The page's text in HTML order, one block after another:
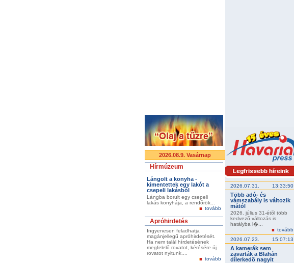
2026.08.9. Vasárnap
Hírmúzeum
Lángolt a konyha -
kimentettek egy lakót a
csepeli lakásból
Lángba borult egy csepeli
lakás konyhája, a rendõrök...
tovább
Apróhirdetés
Ingyenesen feladhatja
magánjellegű apróhirdetését.
Ha nem talál hírdetésének
megfelelő rovatot, kérésére új
rovatot nyitunk....
tovább
2026.07.31. 13:33:50
Több adó- és
vámszabály is változik
mától
2026. július 31-étõl több
kedvezõ változás is
hatályba l�...
tovább
2026.07.23.
15:07:13
A kamerák sem
zavarták a Blahán
dílerkedõ nagyit